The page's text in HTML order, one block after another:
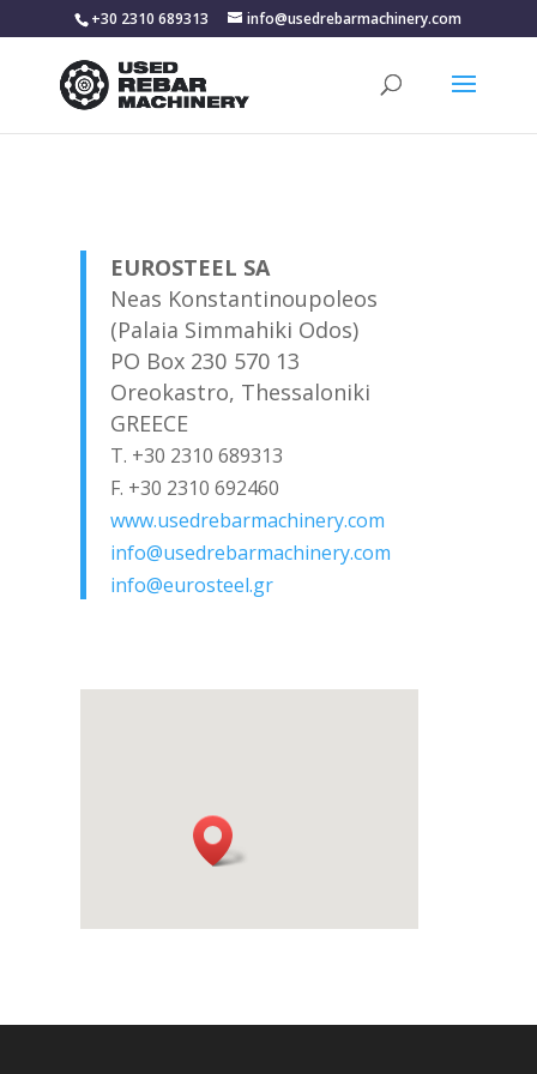
+30 2310 689313 info@usedrebarmachinery.com
EUROSTEEL SA
Neas Konstantinoupoleos
(Palaia Simmahiki Odos)
PO Box 230 570 13
Oreokastro, Thessaloniki
GREECE
T. +30 2310 689313
F. +30 2310 692460
www.usedrebarmachinery.com
info@usedrebarmachinery.com
info@eurosteel.gr